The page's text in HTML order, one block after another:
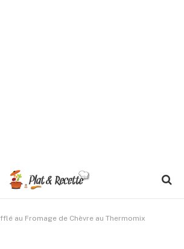
au Fromage de Chèvre au Thermomix